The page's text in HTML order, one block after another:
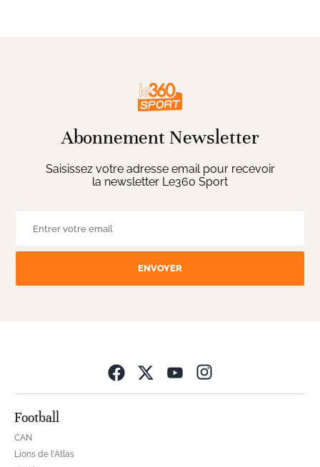
Abonnement Newsletter
Saisissez votre adresse email pour recevoir
la newsletter Le360 Sport
ENVOYER
Football
CAN
Lions de l'Atlas